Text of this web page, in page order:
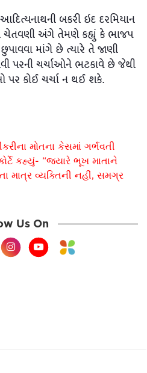
આદિત્યનાથની બકરી ઇદ દરમિયાન
ચેતવણી અંગે તેમણે કહ્યું કે ભાજપ
માંગે છે ત્યારે તે જાણી
પરની ચર્ચાઓને ભટકાવે છે જેથી
કોઈ ચર્ચા ન થઈ શકે.
મોતના કેસમાં ગર્ભવતી
કહ્યું- “જ્યારે ભૂખ માતાને
માત્ર વ્યક્તિની નહીં, સમગ્ર
Us On